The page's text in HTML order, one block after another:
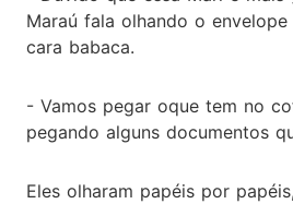
Maraú fala olhando o
cara babaca.
- Vamos pegar oque tem no
pegando alguns documentos
Eles olharam papéis por